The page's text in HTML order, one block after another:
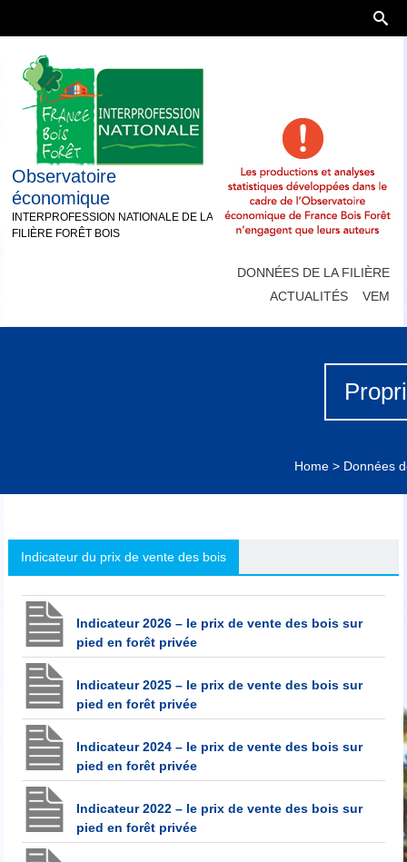
Observatoire
économique
INTERPROFESSION NATIONALE DE LA
FILIÈRE FORÊT BOIS
DONNÉES DE LA FILIÈRE
ACTUALITÉS
VEM
Home > Données
Indicateur du prix de vente des bois
Indicateur 2026 – le prix de vente des bois sur
pied en forêt privée
Indicateur 2025 – le prix de vente des bois sur
pied en forêt privée
Indicateur 2024 – le prix de vente des bois sur
pied en forêt privée
Indicateur 2022 – le prix de vente des bois sur
pied en forêt privée